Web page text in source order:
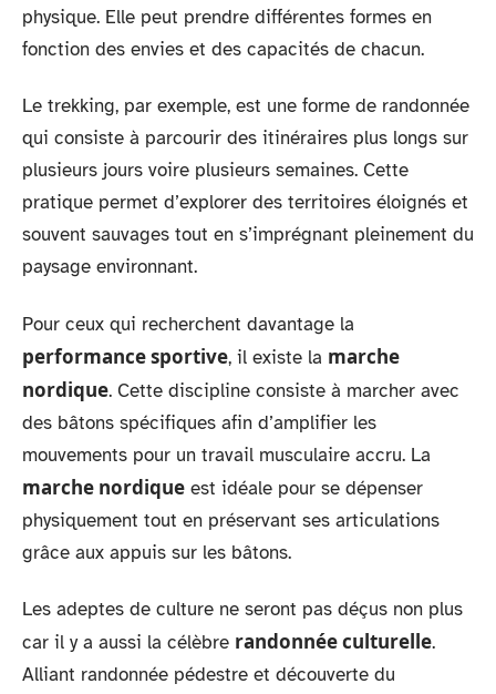
physique. Elle peut prendre différentes formes en
fonction des envies et des capacités de chacun.
Le trekking, par exemple, est une forme de randonnée
qui consiste à parcourir des itinéraires plus longs sur
plusieurs jours voire plusieurs semaines. Cette
pratique permet d’explorer des territoires éloignés et
souvent sauvages tout en s’imprégnant pleinement du
paysage environnant.
Pour ceux qui recherchent davantage la
performance sportive, il existe la marche
nordique. Cette discipline consiste à marcher avec
des bâtons spécifiques afin d’amplifier les
mouvements pour un travail musculaire accru. La
marche nordique est idéale pour se dépenser
physiquement tout en préservant ses articulations
grâce aux appuis sur les bâtons.
Les adeptes de culture ne seront pas déçus non plus
car il y a aussi la célèbre randonnée culturelle.
Alliant randonnée pédestre et découverte du